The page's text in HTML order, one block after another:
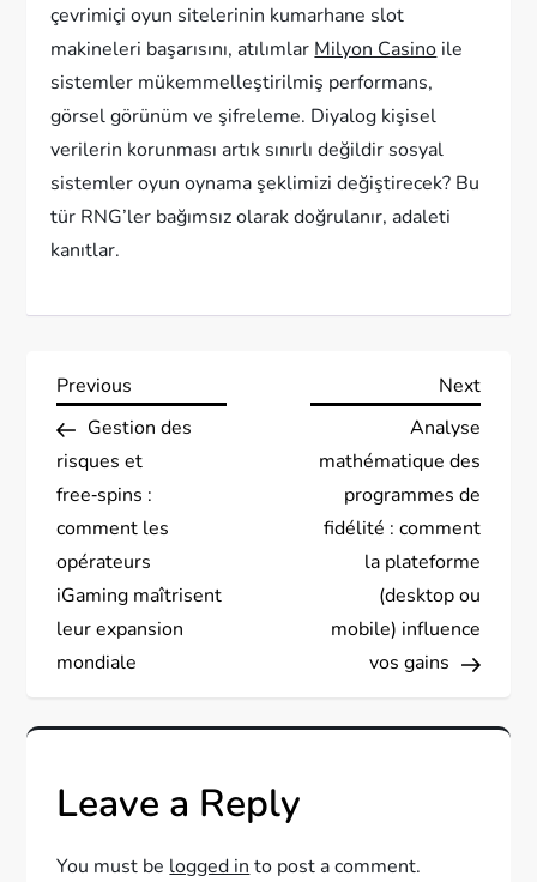
çevrimiçi oyun sitelerinin kumarhane slot
makineleri başarısını, atılımlar Milyon Casino ile
sistemler mükemmelleştirilmiş performans,
görsel görünüm ve şifreleme. Diyalog kişisel
verilerin korunması artık sınırlı değildir sosyal
sistemler oyun oynama şeklimizi değiştirecek? Bu
tür RNG’ler bağımsız olarak doğrulanır, adaleti
kanıtlar.
P
o
s
t
n
a
v
i
g
Previous
Post
Previous
Gestion des
risques et
free‑spins :
comment les
opérateurs
iGaming maîtrisent
leur expansion
mondiale
Next
Next
Analyse
mathématique des
programmes de
fidélité : comment
la plateforme
(desktop ou
mobile) influence
vos gains
Leave a Reply
You must belogged into post a comment.